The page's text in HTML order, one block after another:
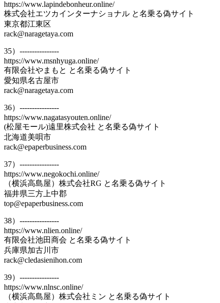
https://www.lapindebonheur.online/
株式会社エツカインターナショナル と名乗る偽サイト
東京都江東区
rack@naragetaya.com
35）----------------
https://www.msnhyuga.online/
有限会社やまもと と名乗る偽サイト
愛知県名古屋市
rack@naragetaya.com
36）----------------
https://www.nagatasyouten.online/
(松屋モール)遠里株式会社 と名乗る偽サイト
北海道美唄市
rack@epaperbusiness.com
37）----------------
https://www.negokochi.online/
（横浜高島屋）株式会社RG と名乗る偽サイト
福井県三方上中郡
top@epaperbusiness.com
38）----------------
https://www.nlien.online/
有限会社池田商会 と名乗る偽サイト
兵庫県加古川市
rack@cledasienihon.com
39）----------------
https://www.nlnsc.online/
（横浜高島屋）株式会社ミン と名乗る偽サイト